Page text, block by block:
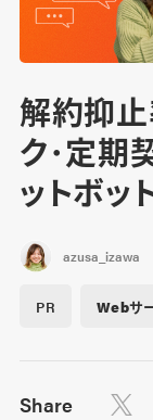
解約抑止
ク･定期
ットボッ
azusa_izawa
PR Webサ
Share